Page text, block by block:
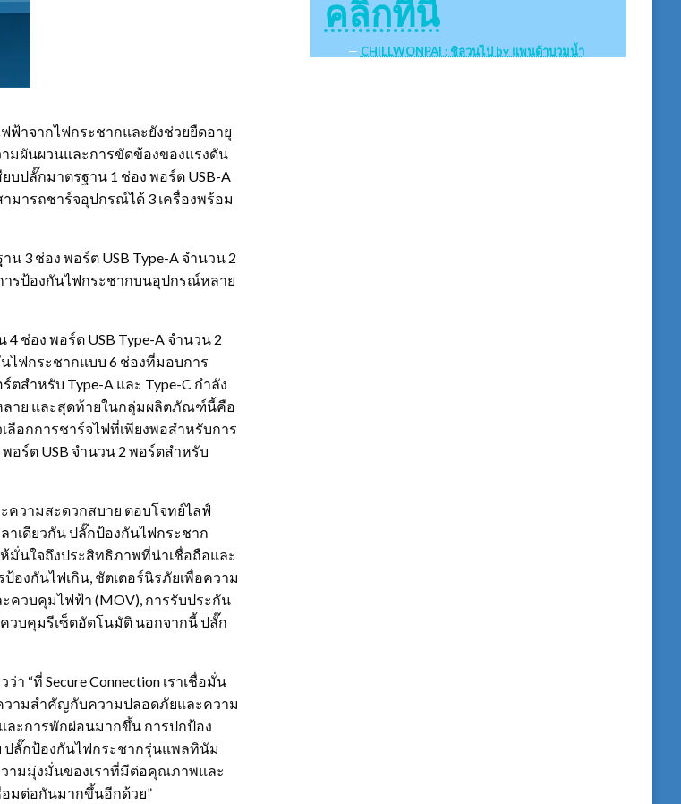
ฟ้าจากไฟกระชากและยังช่วยยืดอายุ
มผันผวนและการขัดข้องของแรงดัน
บปลั๊กมาตรฐาน 1 ช่อง พอร์ต USB-A
มารถชาร์จอุปกรณ์ได้ 3 เครื่องพร้อม
3 ช่อง พอร์ต USB Type-A จำนวน 2
ารป้องกันไฟกระชากบนอุปกรณ์หลาย
ช่อง พอร์ต USB Type-A จำนวน 2
ไฟกระชากแบบ 6 ช่องที่มอบการ
สำหรับ Type-A และ Type-C กำลัง
ลาย และสุดท้ายในกลุ่มผลิตภัณฑ์นี้คือ
อกการชาร์จไฟที่เพียงพอสำหรับการ
อร์ต USB จำนวน 2 พอร์ตสำหรับ
วามสะดวกสบาย ตอบโจทย์ไลฟ์
เดียวกัน ปลั๊กป้องกันไฟกระชาก
นใจถึงประสิทธิภาพที่น่าเชื่อถือและ
องกันไฟเกิน, ชัตเตอร์นิรภัยเพื่อความ
ควบคุมไฟฟ้า (MOV), การรับประกัน
วบคุมรีเซ็ตอัตโนมัติ นอกจากนี้ ปลั๊ก
“ที่ Secure Connection เราเชื่อมั่น
ามสำคัญกับความปลอดภัยและความ
ละการพักผ่อนมากขึ้น การปกป้อง
ลั๊กป้องกันไฟกระชากรุ่นแพลทินัม
วามมุ่งมั่นของเราที่มีต่อคุณภาพและ
มต่อกันมากขึ้นอีกด้วย”
คลิกที่นี่
CHILLWONPAI : ชิลวนไป by แพนด้าบวมน้ำ